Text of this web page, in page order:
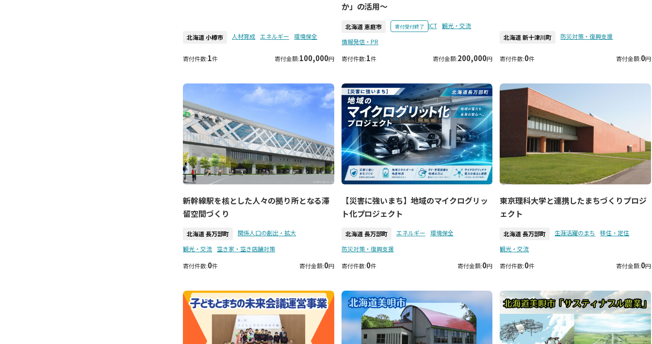
北海道 小樽市 人材育成 エネルギー 環境保全
寄付件数:1件 寄付金額:100,000円
か」の活用～
北海道 恵庭市 寄付受付終了 ICT
観光・交流
情報発信・PR
寄付件数:1件 寄付金額:200,000円
北海道 新十津川町 防災対策・復興支援
寄付件数:0件 寄付金額:0円
新幹線駅を核とした人々の拠り所となる滞
留空間づくり
北海道 長万部町
関係人口の創出・拡大
観光・交流
空き家・空き店舗対策
寄付件数:0件 寄付金額:0円
【災害に強いまち】地域のマイクログリッ
ト化プロジェクト
北海道 長万部町 エネルギー
環境保全
防災対策・復興支援
寄付件数:0件 寄付金額:0円
東京理科大学と連携したまちづくりプロジ
ェクト
北海道 長万部町 生涯活躍のまち
移住・定住
観光・交流
寄付件数:0件 寄付金額:0円